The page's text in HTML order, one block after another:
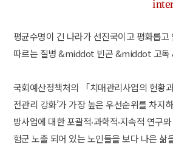
평균수명이 긴 나라가 선진국이고 평화롭
따르는 질병 &middot 빈곤 &middot 고독
국회예산정책처의 「치매관리사업의 현황
전관리 강화’가 가장 높은 우선순위를 차지
방사업에 대한 포괄적‧과학적‧지속적 연구
험군 노출 되어 있는 노인들을 보다 나은